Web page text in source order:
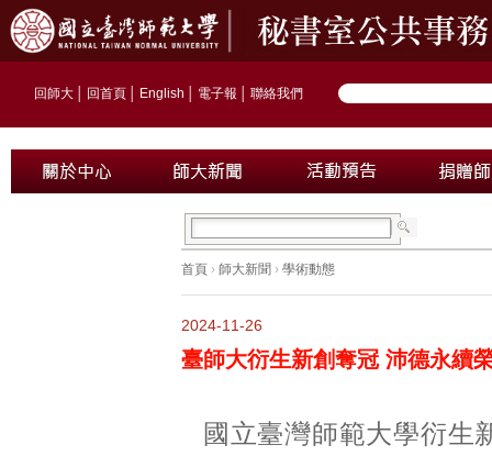
回師大 回首頁 English 電子報 聯絡我們
首頁 › 師大新聞 › 學術動態
2024-11-26
臺師大衍生新創奪冠 沛德永續
國立臺灣師範大學衍生